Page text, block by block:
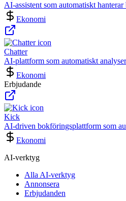
AI-assistent som automatiskt
Ekonomi
Chatter
AI-plattform som automatiskt
Ekonomi
Erbjudande
Kick
AI-driven bokföringsplattform som
Ekonomi
AI-verktyg
Alla AI-verktyg
Annonsera
Erbjudanden